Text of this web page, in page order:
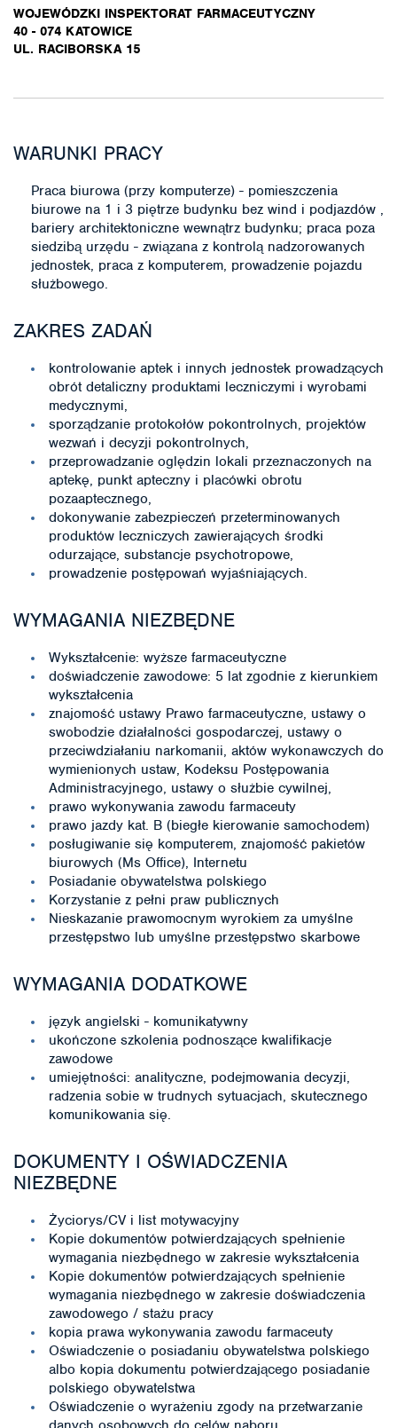
WOJEWÓDZKI INSPEKTORAT FARMACEUTYCZNY
40 - 074 KATOWICE
UL. RACIBORSKA 15
WARUNKI PRACY
Praca biurowa (przy komputerze) - pomieszczenia
biurowe na 1 i 3 piętrze budynku bez wind i podjazdów ,
bariery architektoniczne wewnątrz budynku; praca poza
siedzibą urzędu - związana z kontrolą nadzorowanych
jednostek, praca z komputerem, prowadzenie pojazdu
służbowego.
ZAKRES ZADAŃ
kontrolowanie aptek i innych jednostek prowadzących
obrót detaliczny produktami leczniczymi i wyrobami
medycznymi,
sporządzanie protokołów pokontrolnych, projektów
wezwań i decyzji pokontrolnych,
przeprowadzanie oględzin lokali przeznaczonych na
aptekę, punkt apteczny i placówki obrotu
pozaaptecznego,
dokonywanie zabezpieczeń przeterminowanych
produktów leczniczych zawierających środki
odurzające, substancje psychotropowe,
prowadzenie postępowań wyjaśniających.
WYMAGANIA NIEZBĘDNE
Wykształcenie: wyższe farmaceutyczne
doświadczenie zawodowe: 5 lat zgodnie z kierunkiem
wykształcenia
znajomość ustawy Prawo farmaceutyczne, ustawy o
swobodzie działalności gospodarczej, ustawy o
przeciwdziałaniu narkomanii, aktów wykonawczych do
wymienionych ustaw, Kodeksu Postępowania
Administracyjnego, ustawy o służbie cywilnej,
prawo wykonywania zawodu farmaceuty
prawo jazdy kat. B (biegłe kierowanie samochodem)
posługiwanie się komputerem, znajomość pakietów
biurowych (Ms Office), Internetu
Posiadanie obywatelstwa polskiego
Korzystanie z pełni praw publicznych
Nieskazanie prawomocnym wyrokiem za umyślne
przestępstwo lub umyślne przestępstwo skarbowe
WYMAGANIA DODATKOWE
język angielski - komunikatywny
ukończone szkolenia podnoszące kwalifikacje
zawodowe
umiejętności: analityczne, podejmowania decyzji,
radzenia sobie w trudnych sytuacjach, skutecznego
komunikowania się.
DOKUMENTY I OŚWIADCZENIA
NIEZBĘDNE
Życiorys/CV i list motywacyjny
Kopie dokumentów potwierdzających spełnienie
wymagania niezbędnego w zakresie wykształcenia
Kopie dokumentów potwierdzających spełnienie
wymagania niezbędnego w zakresie doświadczenia
zawodowego / stażu pracy
kopia prawa wykonywania zawodu farmaceuty
Oświadczenie o posiadaniu obywatelstwa polskiego
albo kopia dokumentu potwierdzającego posiadanie
polskiego obywatelstwa
Oświadczenie o wyrażeniu zgody na przetwarzanie